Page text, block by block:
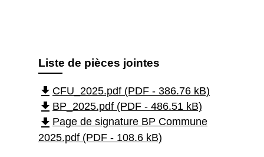
Liste de pièces jointes
file_download CFU_2025.pdf (PDF - 386.76 kB)
file_download BP_2025.pdf (PDF - 486.51 kB)
file_download Page de signature BP Commune
2025.pdf (PDF - 108.6 kB)